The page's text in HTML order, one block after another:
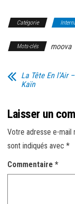
Catégorie
Mots-clés moova
La Tête En l’Air –
Kaïn
Laisser un
Votre adresse e-mail
sont indiqués avec *
Commentaire *